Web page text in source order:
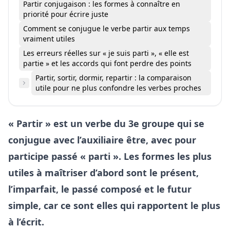
Partir conjugaison : les formes à connaître en
priorité pour écrire juste
Comment se conjugue le verbe partir aux temps
vraiment utiles
Les erreurs réelles sur « je suis parti », « elle est
partie » et les accords qui font perdre des points
Partir, sortir, dormir, repartir : la comparaison
utile pour ne plus confondre les verbes proches
« Partir » est un verbe du 3e groupe qui se
conjugue avec l’auxiliaire être, avec pour
participe passé « parti ». Les formes les plus
utiles à maîtriser d’abord sont le présent,
l’imparfait, le passé composé et le futur
simple, car ce sont elles qui rapportent le plus
à l’écrit.